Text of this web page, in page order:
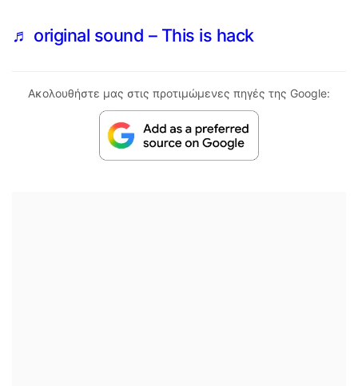
♬ original sound – This is hack
Ακολουθήστε μας στις προτιμώμενες πηγές της Google: